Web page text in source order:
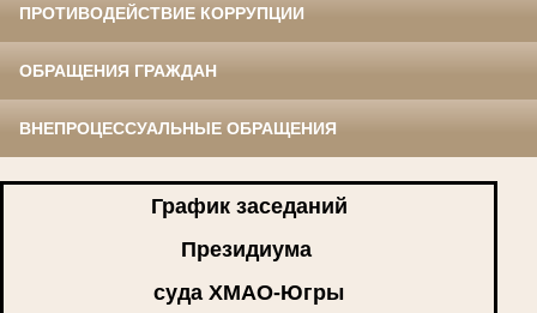
ПРОТИВОДЕЙСТВИЕ КОРРУПЦИИ
ОБРАЩЕНИЯ ГРАЖДАН
ВНЕПРОЦЕССУАЛЬНЫЕ ОБРАЩЕНИЯ
График заседаний
Президиума
суда ХМАО-Югры